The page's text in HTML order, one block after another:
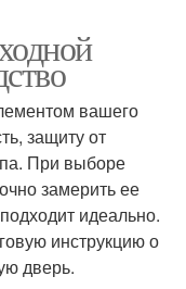
вашего
защиту от
При выборе
замерить ее
идеально.
инструкцию о
дверь.